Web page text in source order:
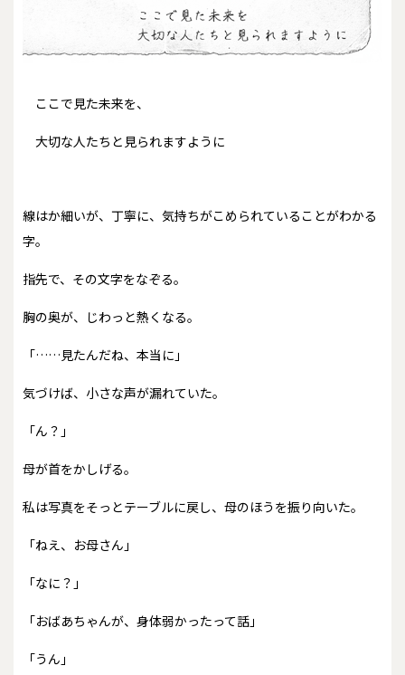
ここで見た未来を、
大切な人たちと見られますように
線はか細いが、丁寧に、気持ちがこめられていることがわかる
字。
指先で、その文字をなぞる。
胸の奥が、じわっと熱くなる。
「……見たんだね、本当に」
気づけば、小さな声が漏れていた。
「ん？」
母が首をかしげる。
私は写真をそっとテーブルに戻し、母のほうを振り向いた。
「ねえ、お母さん」
「なに？」
「おばあちゃんが、身体弱かったって話」
「うん」